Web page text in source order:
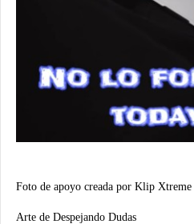
Foto de apoyo creada por Klip
Arte de Despejando Dudas